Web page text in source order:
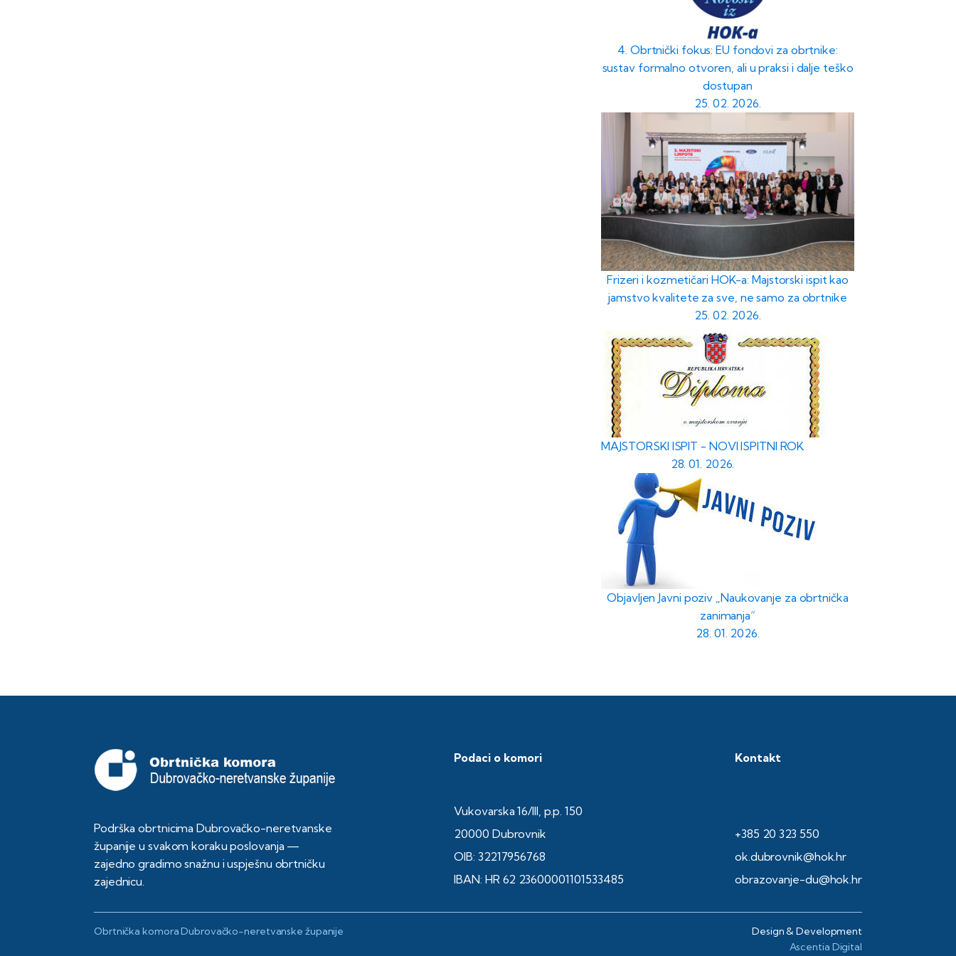
4. Obrtnički fokus: EU fondovi za obrtnike:
sustav formalno otvoren, ali u praksi i dalje teško
dostupan
25. 02. 2026.
Frizeri i kozmetičari HOK-a: Majstorski ispit kao
jamstvo kvalitete za sve, ne samo za obrtnike
25. 02. 2026.
MAJSTORSKI ISPIT - NOVI ISPITNI ROK
28. 01. 2026.
Objavljen Javni poziv „Naukovanje za obrtnička
zanimanja“
28. 01. 2026.
Podrška obrtnicima Dubrovačko-neretvanske
županije u svakom koraku poslovanja —
zajedno gradimo snažnu i uspješnu obrtničku
zajednicu.
Podaci o komori
Vukovarska 16/III, p.p. 150
20000 Dubrovnik
OIB: 32217956768
IBAN: HR 62 23600001101533485
Kontakt
+385 20 323 550
ok.dubrovnik@hok.hr
obrazovanje-du@hok.hr
Obrtnička komora Dubrovačko-neretvanske županije
Design & Development
Ascentia Digital